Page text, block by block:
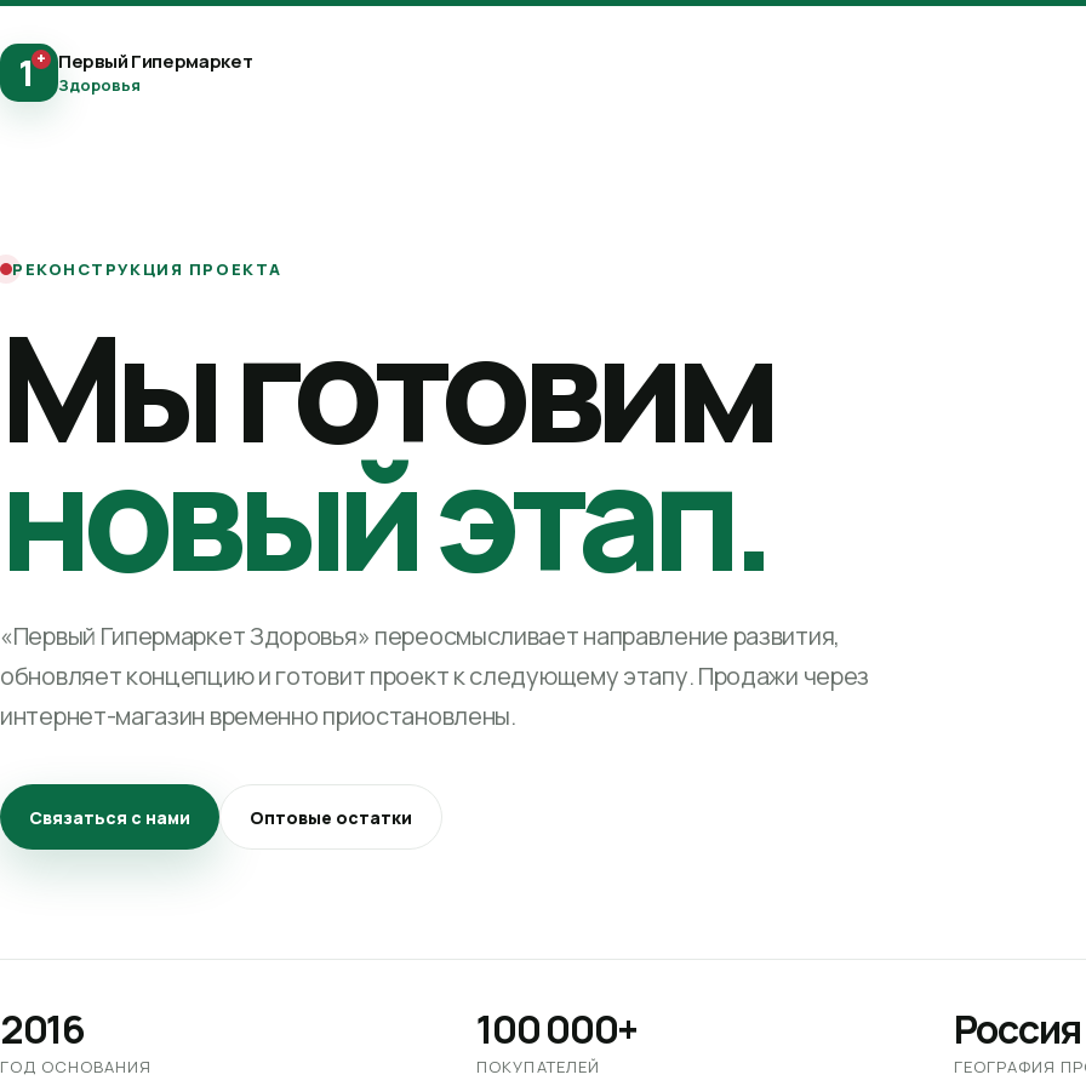
1+ Первый Гипермаркет
Здоровья
РЕКОНСТРУКЦИЯ ПРОЕКТА
Мы готовим
новый этап.
«Первый Гипермаркет Здоровья» переосмысливает направление развития,
обновляет концепцию и готовит проект к следующему этапу. Продажи через
интернет-магазин временно приостановлены.
Связаться с нами Оптовые остатки
2016
ГОД ОСНОВАНИЯ
100 000+
ПОКУПАТЕЛЕЙ
Россия
ГЕОГРАФИЯ